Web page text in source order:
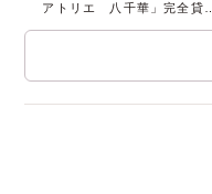
アトリエ 八千華」完全貸切